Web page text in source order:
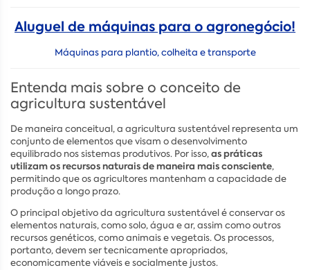
Aluguel de máquinas para o agronegócio!
Máquinas para plantio, colheita e transporte
Entenda mais sobre o conceito de
agricultura sustentável
De maneira conceitual, a agricultura sustentável representa um
conjunto de elementos que visam o desenvolvimento
equilibrado nos sistemas produtivos. Por isso,as práticas
utilizam os recursos naturais de maneira mais consciente,
permitindo que os agricultores mantenham a capacidade de
produção a longo prazo.
O principal objetivo da agricultura sustentável é conservar os
elementos naturais, como solo, água e ar, assim como outros
recursos genéticos, como animais e vegetais. Os processos,
portanto, devem ser tecnicamente apropriados,
economicamente viáveis e socialmente justos.